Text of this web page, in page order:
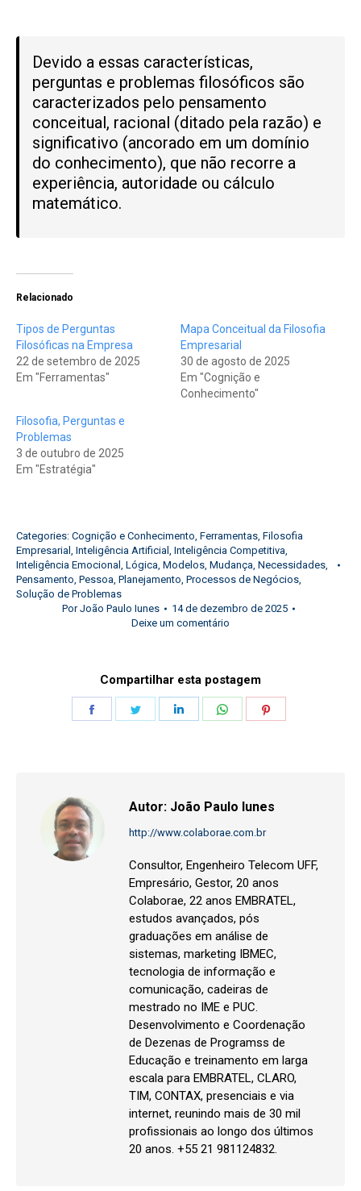
Devido a essas características,
perguntas e problemas filosóficos são
caracterizados pelo pensamento
conceitual, racional (ditado pela razão) e
significativo (ancorado em um domínio
do conhecimento), que não recorre a
experiência, autoridade ou cálculo
matemático.
Relacionado
Tipos de Perguntas
Filosóficas na Empresa
22 de setembro de 2025
Em "Ferramentas"
Mapa Conceitual da Filosofia
Empresarial
30 de agosto de 2025
Em "Cognição e
Conhecimento"
Filosofia, Perguntas e
Problemas
3 de outubro de 2025
Em "Estratégia"
Categories: Cognição e Conhecimento Ferramentas Filosofia
Empresarial Inteligência Artificial Inteligência Competitiva
Inteligência Emocional Lógica Modelos Mudança Necessidades
Pensamento Pessoa Planejamento Processos de Negócios
Solução de Problemas
PorJoão Paulo Iunes
14 de dezembro de 2025
Deixe um comentário
Compartilhar esta postagem
Autor: João Paulo Iunes
http://www.colaborae.com.br
Consultor, Engenheiro Telecom UFF,
Empresário, Gestor, 20 anos
Colaborae, 22 anos EMBRATEL,
estudos avançados, pós
graduações em análise de
sistemas, marketing IBMEC,
tecnologia de informação e
comunicação, cadeiras de
mestrado no IME e PUC.
Desenvolvimento e Coordenação
de Dezenas de Programss de
Educação e treinamento em larga
escala para EMBRATEL, CLARO,
TIM, CONTAX, presenciais e via
internet, reunindo mais de 30 mil
profissionais ao longo dos últimos
20 anos. +55 21 981124832.